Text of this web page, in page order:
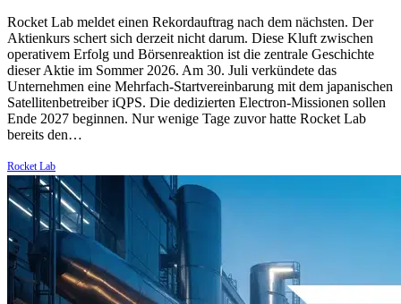
Rocket Lab meldet einen Rekordauftrag nach dem nächsten. Der
Aktienkurs schert sich derzeit nicht darum. Diese Kluft zwischen
operativem Erfolg und Börsenreaktion ist die zentrale Geschichte
dieser Aktie im Sommer 2026. Am 30. Juli verkündete das
Unternehmen eine Mehrfach-Startvereinbarung mit dem japanischen
Satellitenbetreiber iQPS. Die dedizierten Electron-Missionen sollen
Ende 2027 beginnen. Nur wenige Tage zuvor hatte Rocket Lab
bereits den…
Rocket Lab